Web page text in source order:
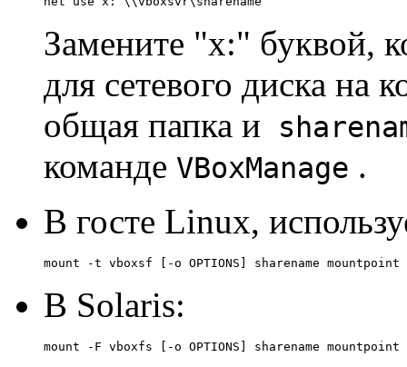
Замените "x:" буквой,
для сетевого диска на
общая папка и
команде VBoxManage .
В госте Linux,
mount -t vboxsf [-o OPTIONS] sharename mountpoint
В Solaris:
mount -F vboxfs [-o OPTIONS] sharename mountpoint